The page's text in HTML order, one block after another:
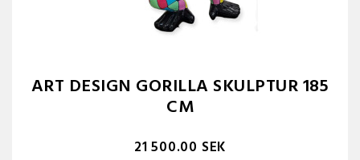
ART DESIGN GORILLA SKULPTUR 185
CM
21 500.00 SEK